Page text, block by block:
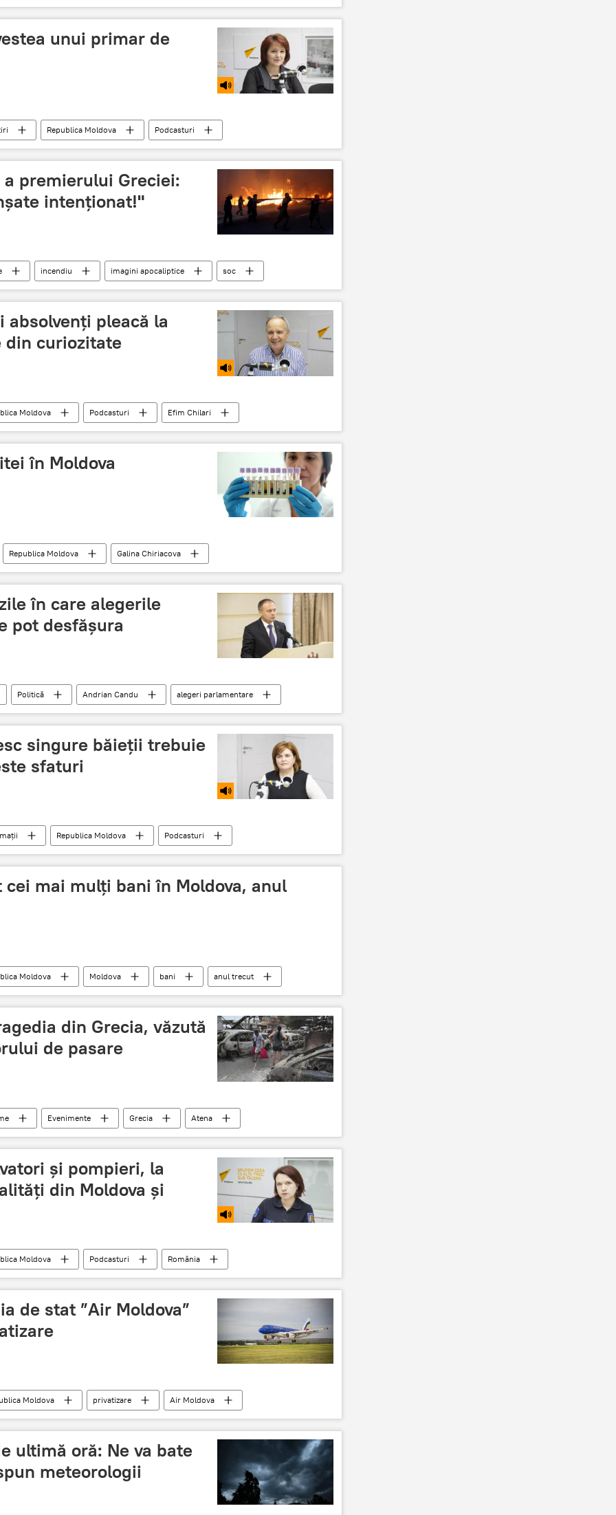
unui primar de
Republica Moldova
Podcasturi
primar primărie vot
mandat
premierului Greciei:
intenționat!"
incendiu imagini apocaliptice
soc
pleacă la
din curiozitate
Moldova Podcasturi
Efim Chilari
în Moldova
Republica Moldova
Galina Chiriacova
„Toma Ciorbă"
programe de tratament
în care alegerile
pot desfășura
Politică Andrian Candu
alegeri parlamentare
singure băieții trebuie
sfaturi
Republica Moldova
Podcasturi
greseli barbati
educatie
cei mai mulți bani în Moldova, anul
Moldova Moldova bani
anul trecut
din Grecia, văzută
de pasare
Evenimente Grecia
Atena
imagini socant
și pompieri, la
din Moldova și
Moldova Podcasturi
România
salvatori proiect
de stat ”Air Moldova”
Moldova privatizare
Air Moldova
ultimă oră: Ne va bate
meteorologii